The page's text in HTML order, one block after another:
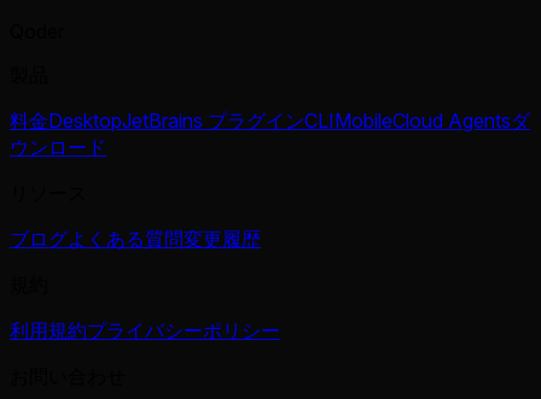
料金DesktopJetBrains プラグインCLIMobileCloud Agentsダ
ウンロード
ブログよくある質問変更履歴
利用規約プライバシーポリシー